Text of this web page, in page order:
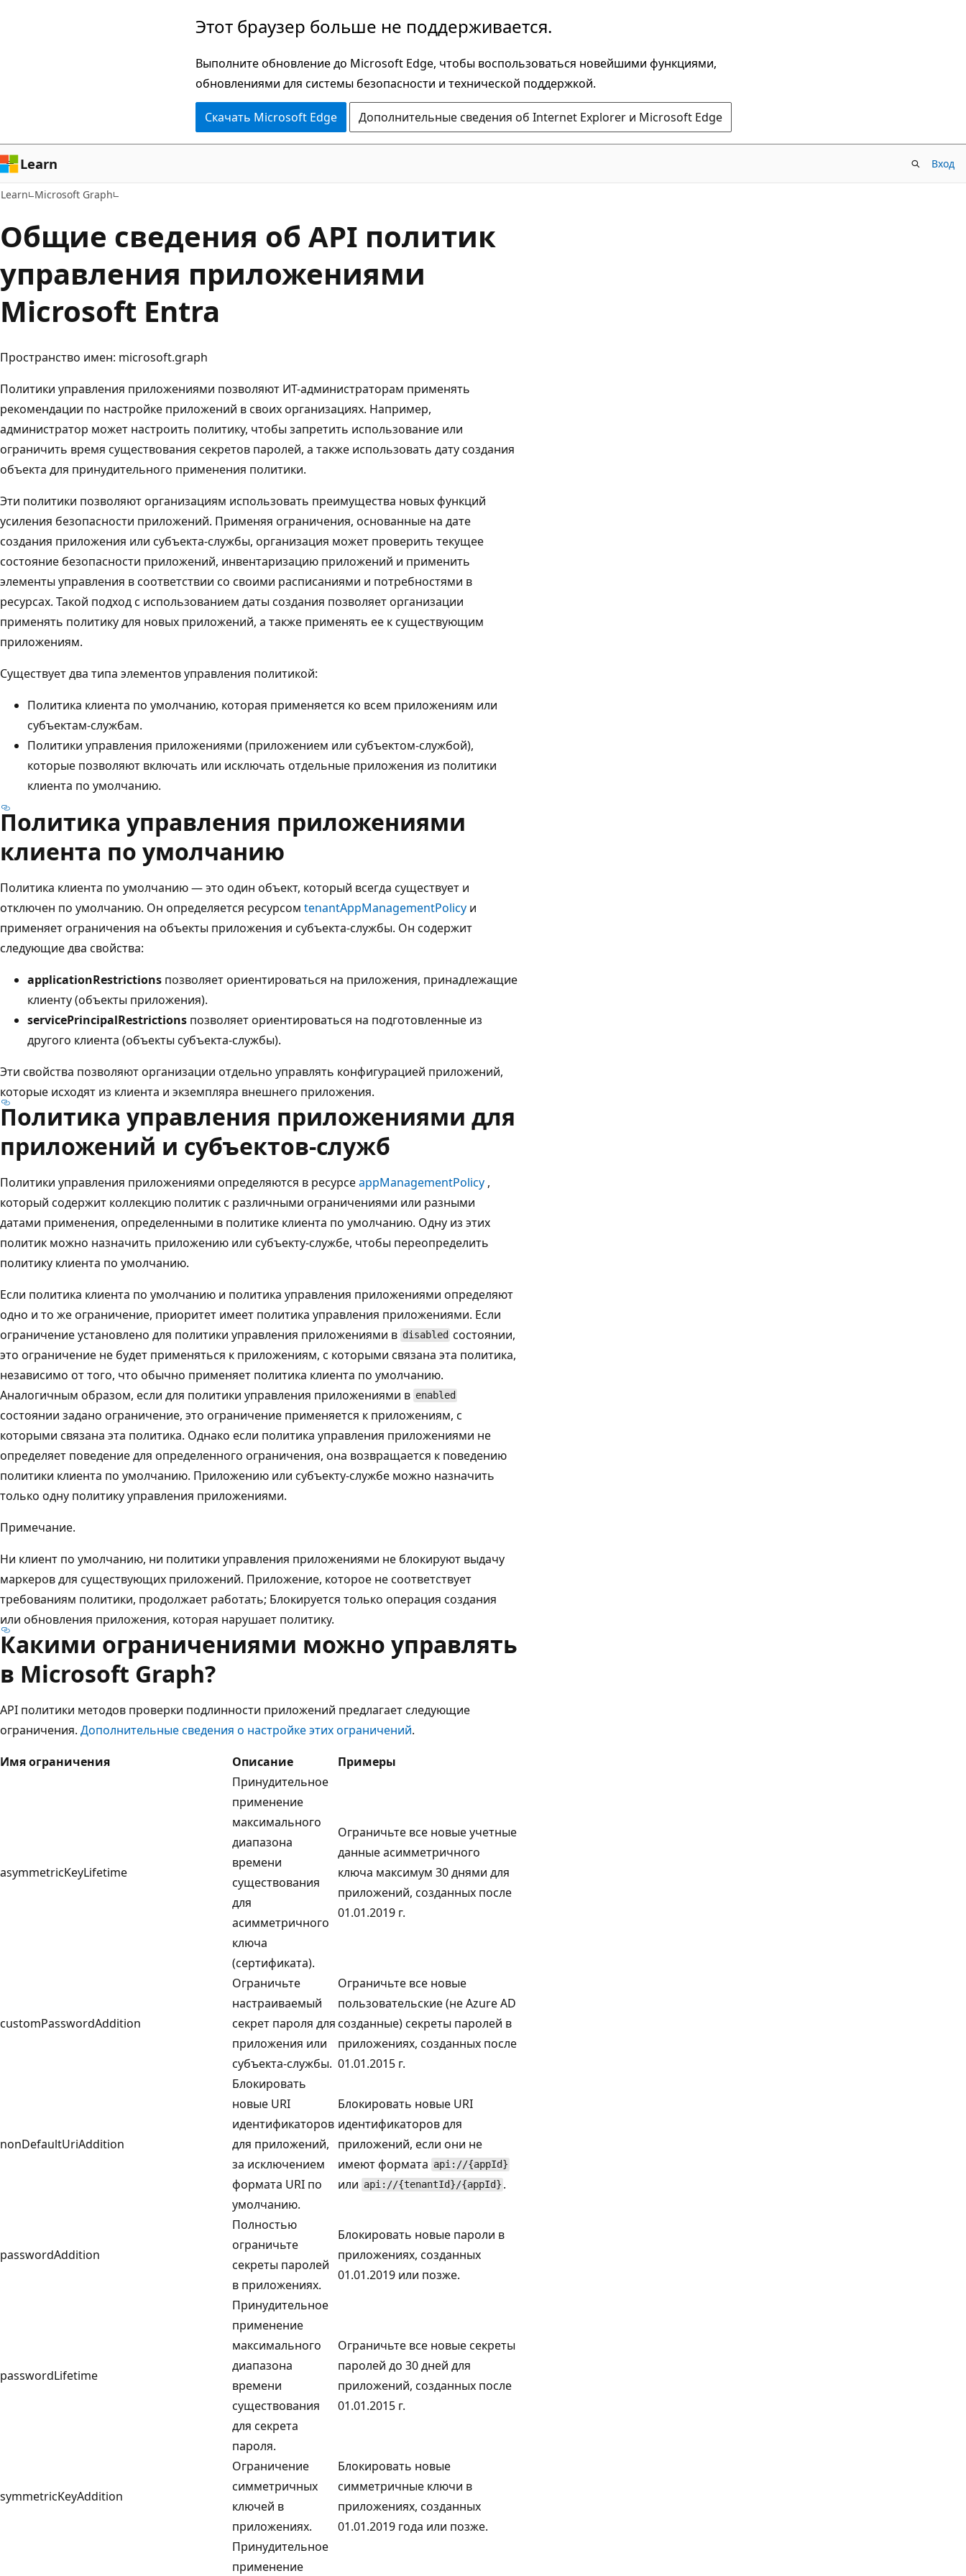
Этот браузер больше не поддерживается.
Выполните обновление до Microsoft Edge, чтобы воспользоваться новейшими функциями,
обновлениями для системы безопасности и технической поддержкой.
Скачать Microsoft Edge Дополнительные сведения об Internet Explorer и Microsoft Edge
Learn Вход
Learn Microsoft Graph
Общие сведения об API политик
управления приложениями
Microsoft Entra
Пространство имен: microsoft.graph
Политики управления приложениями позволяют ИТ-администраторам применять
рекомендации по настройке приложений в своих организациях. Например,
администратор может настроить политику, чтобы запретить использование или
ограничить время существования секретов паролей, а также использовать дату создания
объекта для принудительного применения политики.
Эти политики позволяют организациям использовать преимущества новых функций
усиления безопасности приложений. Применяя ограничения, основанные на дате
создания приложения или субъекта-службы, организация может проверить текущее
состояние безопасности приложений, инвентаризацию приложений и применить
элементы управления в соответствии со своими расписаниями и потребностями в
ресурсах. Такой подход с использованием даты создания позволяет организации
применять политику для новых приложений, а также применять ее к существующим
приложениям.
Существует два типа элементов управления политикой:
Политика клиента по умолчанию, которая применяется ко всем приложениям или
субъектам-службам.
Политики управления приложениями (приложением или субъектом-службой),
которые позволяют включать или исключать отдельные приложения из политики
клиента по умолчанию.
Политика управления приложениями
клиента по умолчанию
Политика клиента по умолчанию — это один объект, который всегда существует и
отключен по умолчанию. Он определяется ресурсом tenantAppManagementPolicy и
применяет ограничения на объекты приложения и субъекта-службы. Он содержит
следующие два свойства:
applicationRestrictions позволяет ориентироваться на приложения, принадлежащие
клиенту (объекты приложения).
servicePrincipalRestrictions позволяет ориентироваться на подготовленные из
другого клиента (объекты субъекта-службы).
Эти свойства позволяют организации отдельно управлять конфигурацией приложений,
которые исходят из клиента и экземпляра внешнего приложения.
Политика управления приложениями для
приложений и субъектов-служб
Политики управления приложениями определяются в ресурсеappManagementPolicy ,
который содержит коллекцию политик с различными ограничениями или разными
датами применения, определенными в политике клиента по умолчанию. Одну из этих
политик можно назначить приложению или субъекту-службе, чтобы переопределить
политику клиента по умолчанию.
Если политика клиента по умолчанию и политика управления приложениями определяют
одно и то же ограничение, приоритет имеет политика управления приложениями. Если
ограничение установлено для политики управления приложениями в disabled состоянии,
это ограничение не будет применяться к приложениям, с которыми связана эта политика,
независимо от того, что обычно применяет политика клиента по умолчанию.
Аналогичным образом, если для политики управления приложениями в enabled
состоянии задано ограничение, это ограничение применяется к приложениям, с
которыми связана эта политика. Однако если политика управления приложениями не
определяет поведение для определенного ограничения, она возвращается к поведению
политики клиента по умолчанию. Приложению или субъекту-службе можно назначить
только одну политику управления приложениями.
Примечание.
Ни клиент по умолчанию, ни политики управления приложениями не блокируют выдачу
маркеров для существующих приложений. Приложение, которое не соответствует
требованиям политики, продолжает работать; Блокируется только операция создания
или обновления приложения, которая нарушает политику.
Какими ограничениями можно управлять
в Microsoft Graph?
API политики методов проверки подлинности приложений предлагает следующие
ограничения. Дополнительные сведения о настройке этих ограничений.
Имя ограничения
Описание Примеры
asymmetricKeyLifetime
Принудительное
применение
максимального
диапазона
времени
существования
для
асимметричного
ключа
(сертификата).
Ограничьте все новые учетные
данные асимметричного
ключа максимум 30 днями для
приложений, созданных после
01.01.2019 г.
customPasswordAddition
Ограничьте
настраиваемый
секрет пароля для
приложения или
субъекта-службы.
Ограничьте все новые
пользовательские (не Azure AD
созданные) секреты паролей в
приложениях, созданных после
01.01.2015 г.
nonDefaultUriAddition
Блокировать
новые URI
идентификаторов
для приложений,
за исключением
формата URI по
умолчанию.
Блокировать новые URI
идентификаторов для
приложений, если они не
имеют формата api://{appId}
или api://{tenantId}/{appId} .
passwordAddition
Полностью
ограничьте
секреты паролей
в приложениях.
Блокировать новые пароли в
приложениях, созданных
01.01.2019 или позже.
passwordLifetime
Принудительное
применение
максимального
диапазона
времени
существования
для секрета
пароля.
Ограничьте все новые секреты
паролей до 30 дней для
приложений, созданных после
01.01.2015 г.
symmetricKeyAddition
Ограничение
симметричных
ключей в
приложениях.
Блокировать новые
симметричные ключи в
приложениях, созданных
01.01.2019 года или позже.
Принудительное
применение